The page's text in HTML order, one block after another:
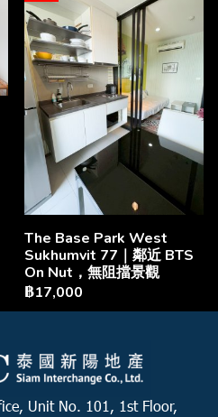
The Base Park West
Sukhumvit 77｜鄰近 BTS
On Nut，無阻擋景觀
฿17,000
Unit No. 101, 1st Floor,